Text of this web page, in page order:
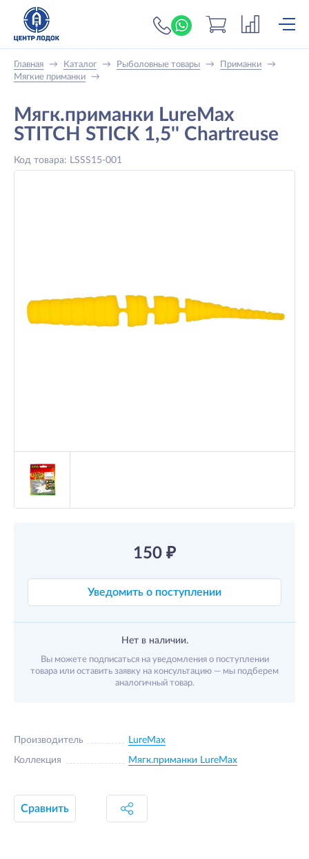
+7 (919) 698-56-
Главная → Каталог → Рыболовные товары → Приманки
→
Мягкие приманки
→
Мягк.приманки LureMax
STITCH STICK 1,5'' Chartreuse
Код товара: LSSS15-001
150 ₽
Уведомить о поступлении
Нет в наличии.
Вы можете подписаться на уведомления о поступлении
товара или оставить заявку на консультацию — мы подберем
аналогичный товар.
Производитель LureMax
Коллекция Мягк.приманки LureMax
Сравнить